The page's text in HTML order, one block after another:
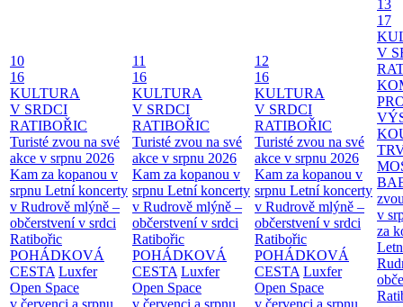
10
16
KULTURA
V SRDCI
RATIBOŘIC
Turisté zvou na své
akce v srpnu 2026
Kam za kopanou v
srpnu Letní koncerty
v Rudrově mlýně –
občerstvení v srdci
Ratibořic
POHÁDKOVÁ
CESTA Luxfer
Open Space
11
16
KULTURA
V SRDCI
RATIBOŘIC
Turisté zvou na své
akce v srpnu 2026
Kam za kopanou v
srpnu Letní koncerty
v Rudrově mlýně –
občerstvení v srdci
Ratibořic
POHÁDKOVÁ
CESTA Luxfer
Open Space
12
16
KULTURA
V SRDCI
RATIBOŘIC
Turisté zvou na své
akce v srpnu 2026
Kam za kopanou v
srpnu Letní koncerty
v Rudrově mlýně –
občerstvení v srdci
Ratibořic
POHÁDKOVÁ
CESTA Luxfer
Open Space
13
17
V
v
za